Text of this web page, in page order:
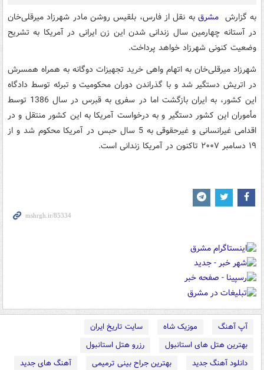
به گزارش مشرق به نقل از فارس، بلقیس روشن مادر شهرزاد میرقلی‌خان
در آستانه چهارمین سال زندانی شدن این زن ایرانی در آمریکا به تشریح
وضعیت کنونی شهرزاد خواهد پرداخت.
شهرزاد میرقلی‌خان به اتهام واهی خرید تجهیزات دوگانه به همراه همسرش
در اتریش دستگیر شد و با گذراندن دوران محکومیت و تبرئه توسط دادگاه
این کشور، به ایران بازگشت اما در سفری به قبرس در سال 1386 توسط
مأموران این کشور دستگیر و به درخواست آمریکا به این کشور منتقل و در
اقدامی غیرانسانی و غیرحقوقی به 5 سال حبس در آمریکا محکوم شد و از
۱۹ دسامبر ۲۰۰۷ تاکنون در آمریکا زندانی است.
آپ آهنگ موزیک شاه
سایت تاریخ ایران
بهترین هتل های استانبول
رزرو هتل استانبول
دانلود آهنگ جدید
بهترین جراح بینی ترمیمی
آهنگ های جدید